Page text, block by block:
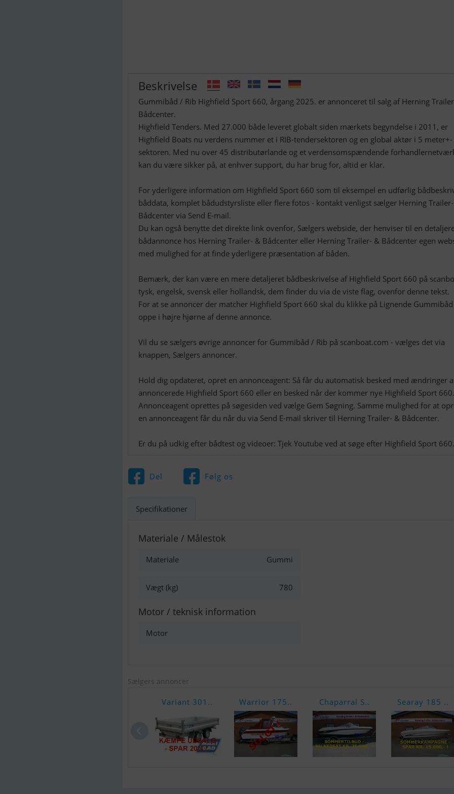
Beskrivelse
Gummibåd / Rib Highfield Sport 660, årgang 2025. er annonceret til salg af Herning
Bådcenter.
Highfield Tenders. Med 27.000 både leveret globalt siden mærkets begyndelse i 2011, er
Highfield Boats nu verdens nummer et i RIB-tendersektoren og en global aktør i 5 meter+-
sektoren. Med nu over 45 distributørlande og et verdensomspændende
kan du være sikker på, at enhver support, du har brug for, altid er klar.
For yderligere information om Highfield Sport 660 som til eksempel en udførlig
båddata, komplet bådudstyrsliste eller flere fotos - kontakt venligst sælger Herning
Bådcenter via Send E-mail.
Du kan også benytte det direkte link ovenfor, Sælgers webside, der henviser til en
bådannonce hos Herning Trailer- & Bådcenter eller Herning Trailer- & Bådcenter egen
med mulighed for at finde yderligere præsentation af båden.
Bemærk, der kan være en mere detaljeret bådbeskrivelse af Highfield Sport 660 på
tysk, engelsk, svensk eller hollandsk, dem finder du via de viste flag, ovenfor denne tekst.
For at se annoncer der matcher Highfield Sport 660 skal du klikke på Lignende
oppe i højre hjørne af denne annonce.
Vil du se sælgers øvrige annoncer for Gummibåd / Rib på scanboat.com - vælges det via
knappen, Sælgers annoncer.
Hold dig opdateret, opret en annonceagent: Så får du automatisk besked med ændringer
annoncerede Highfield Sport 660 eller en besked når der kommer nye Highfield Sport 660.
Annonceagent oprettes på søgesiden ved vælge Gem Søgning. Samme mulighed for at
en annonceagent får du når du via Send E-mail skriver til Herning Trailer- & Bådcenter.
Del Følg os
Specifikationer
Materiale / Målestok
Materiale Gummi
Vægt (kg) 780
Motor / teknisk information
Motor
Sælgers annoncer
Variant 301.. Warrior 175.. Chaparral S.. Searay 185 ..